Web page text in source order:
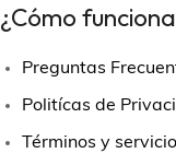
¿Cómo
Preguntas
Politícas de
Términos y